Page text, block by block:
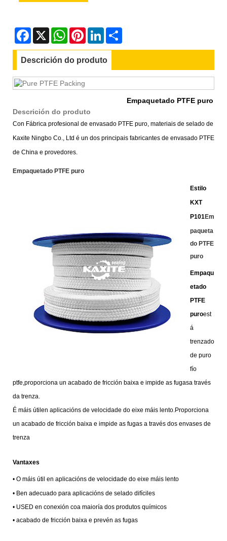
Facebook
X WhatsAppPinterestLinkedIn
Descrición do produto
Empaquetado PTFE puro
Descrición do produto
Con Fábrica profesional de envasado PTFE puro, materiais de selado de
Kaxite Ningbo Co., Ltd é un dos principais fabricantes de envasado PTFE
de China e provedores.
Empaquetado PTFE puro
Estilo
KXT
P101Em
paqueta
do PTFE
puro
Empaqu
etado
PTFE
puroest
á
trenzado
de puro
fío
ptfe,proporciona un acabado de fricción baixa e impide as fugasa través
da trenza.
É máis útil en aplicacións de velocidade do eixe máis lento.Proporciona
un acabado de fricción baixa e impide as fugas a través dos envases de
trenza
Vantaxes
• O máis útil en aplicacións de velocidade do eixe máis lento
• Ben adecuado para aplicacións de selado difíciles
• USED en conexión coa maioría dos produtos químicos
• acabado de fricción baixa e prevén as fugas